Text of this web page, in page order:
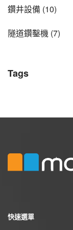
鑽井設備 (10)
隧道鑽鑿機 (7)
Tags
快速選單